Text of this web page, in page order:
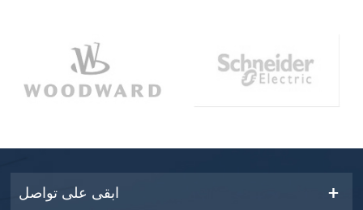
ابقى على تواصل